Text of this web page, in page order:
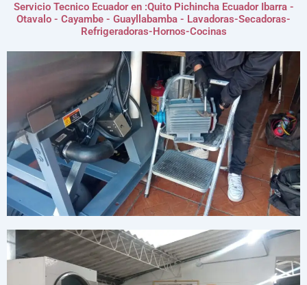
Servicio Tecnico Ecuador en :Quito Pichincha Ecuador Ibarra -
Otavalo - Cayambe - Guayllabamba - Lavadoras-Secadoras-
Refrigeradoras-Hornos-Cocinas